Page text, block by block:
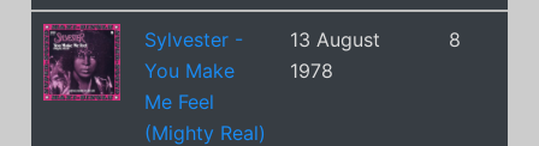
Sylvester -
You Make
Me Feel
(Mighty Real)
13 August
1978
8